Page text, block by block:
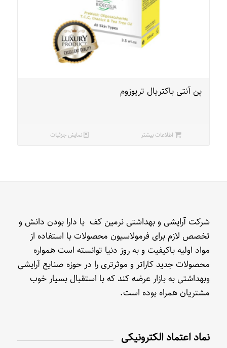
پن آنتی باکتریال تریوزوم
اطلاعات بیشتر نمایش جزئیات
شرکت آرایشی و بهداشتی نرمین کف با دارا بودن دانش و
تخصص لازم برای فرمولاسیون محصولات با استفاده از
مواد اولیه باکیفیت و به روز دنیا توانسته است همواره
محصولات جدید کاراتر و موثرتری را در حوزه صنایع آرایشی
وبهداشتی به بازار عرضه کند که با استقبال بسیار خوب
مشتریان همراه بوده است.
نماد اعتماد الکترونیکی